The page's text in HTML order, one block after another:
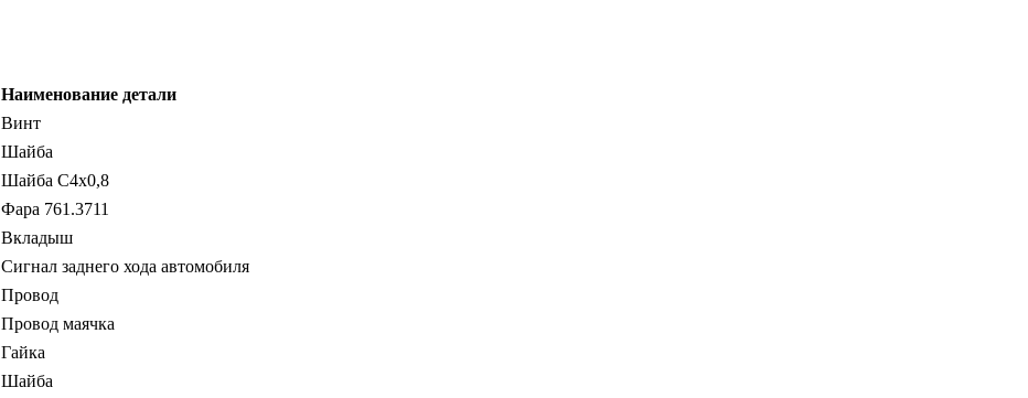
Наименование детали
Винт
Шайба
Шайба С4х0,8
Фара 761.3711
Вкладыш
Сигнал заднего хода автомобиля
Провод
Провод маячка
Гайка
Шайба